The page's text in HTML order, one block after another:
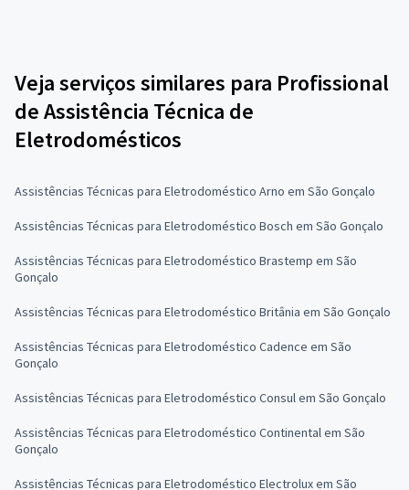
Veja serviços similares para Profissional
de Assistência Técnica de
Eletrodomésticos
Assistências Técnicas para Eletrodoméstico Arno em São Gonçalo
Assistências Técnicas para Eletrodoméstico Bosch em São Gonçalo
Assistências Técnicas para Eletrodoméstico Brastemp em São
Gonçalo
Assistências Técnicas para Eletrodoméstico Britânia em São Gonçalo
Assistências Técnicas para Eletrodoméstico Cadence em São
Gonçalo
Assistências Técnicas para Eletrodoméstico Consul em São Gonçalo
Assistências Técnicas para Eletrodoméstico Continental em São
Gonçalo
Assistências Técnicas para Eletrodoméstico Electrolux em São